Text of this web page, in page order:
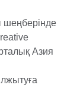
шеңберінде
Азия